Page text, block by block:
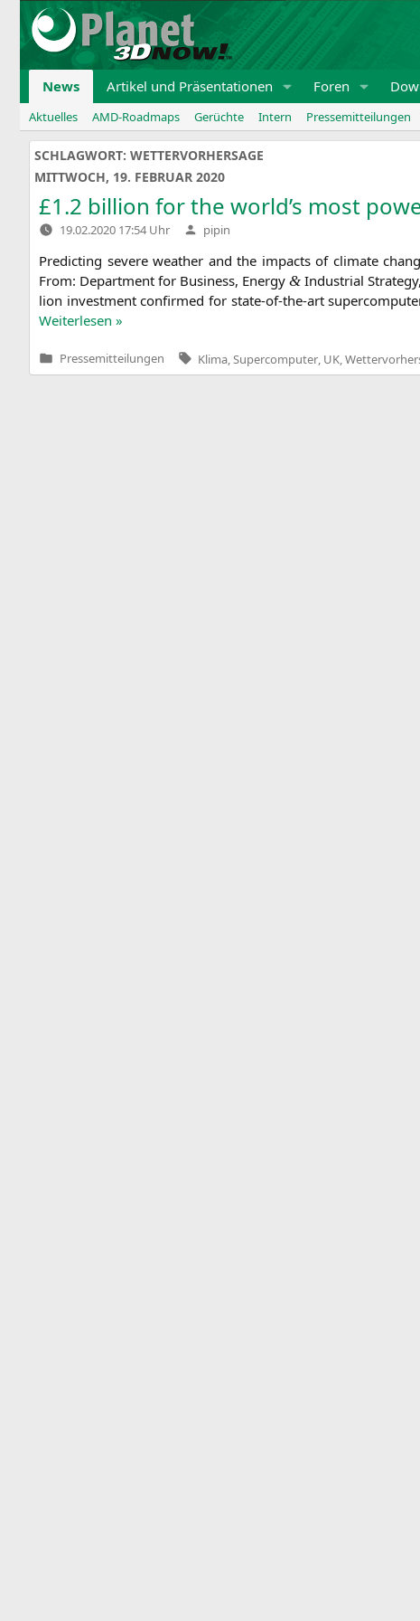
Zum
Inhalt
springen
News Artikel und Präsentationen Foren
Aktuelles AMD-Roadmaps Gerüchte Intern Pressemitteilungen
SCHLAGWORT: WETTERVORHERSAGE
MITTWOCH, 19. FEBRUAR 2020
£1.2 billion for the world’s most
19.02.2020 17:54 Uhr Verfasst
von
pipin
Pre­dic­ting seve­re wea­ther and the impacts of cli­ma­te
From: Depart­ment for Busi­ness, Ener­gy& Indus­tri­al
li­on invest­ment con­firm­ed for sta­­te-of-the-art
Wei­ter­le­sen »
Veröffentlicht
in
Pressemitteilungen Tags:
Klima Supercomputer UK